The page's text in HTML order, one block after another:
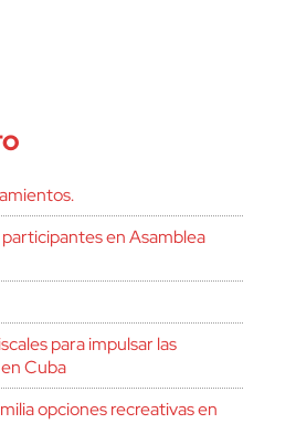
en Asamblea
para impulsar las
Cuba
opciones recreativas en